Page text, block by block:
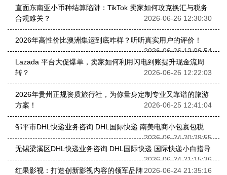
直面东南亚小币种结算陷阱：TikTok 卖家如何攻克换汇与税务
合规难关？
2026-06-26 12:30:30
2026年高性价比澳洲集运到底咋样？听听真实用户的评价！
2026-06-26 12:06:54
Lazada 平台大促爆单，卖家如何利用闪电到账提升现金流周
转？
2026-06-26 12:22:03
2026年贵州正规资质旅行社，为你量身定制专业又靠谱的旅游
方案！
2026-06-25 12:41:04
邹平市DHL快递业务咨询 DHL国际快递 南美电商小包裹包税
2026-06-24 20:29:55
无锡梁溪区DHL快递业务咨询 DHL国际快递 国际快递小白指导
2026-06-24 21:15:36
红果影视：打造创新影视内容的领军品牌2026-06-24 21:35:16